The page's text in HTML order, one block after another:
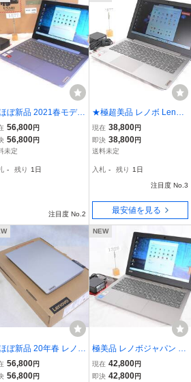
ぼ新品 2021春モデル
ボ Lenovo IdeaPad S
11.6HD/SSD M.2
256GB/MEM4GB/
Office2021Pro
56,800円
56,800円
未定
- 残り 1日
注目度 No.2
★極超美品 レノボ Lenov
o IdeaPad Slim 150 AMD
-Max2.40GHz/11.6HD/eM
MC64GB＋mSD64GB/M
1Pro 即使用可 プラチナG
現在 38,800円
即決 38,800円
送料未定
入札 - 残り 1日
注目度 No.3
最安値を見る
ぼ新品 20年春 レノボ
ideapad Slim 150
AMD R4-Max2.4
56,800円
56,800円
NEW
極美品 レノボジャパン Le
novo ideapad 120S 81A4
002CJP 11.6HD/SSD128
現在 42,800円
即決 42,800円